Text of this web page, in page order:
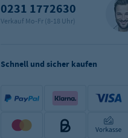
0231 1772630
Verkauf Mo-Fr (8-18 Uhr)
Schnell und sicher kaufen